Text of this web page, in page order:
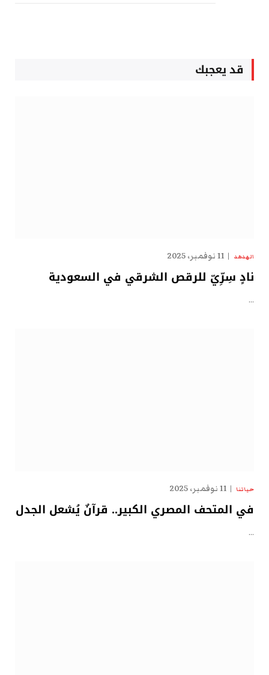
قد يعجبك
الهدهد 11 نوفمبر، 2025
نادٍ سِرِّيّ للرقص الشرقي في السعودية
…
حياتنا 11 نوفمبر، 2025
في المتحف المصري الكبير.. قرآنٌ يُشعل الجدل
…